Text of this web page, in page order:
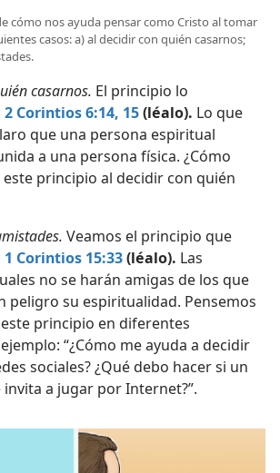
cómo nos ayuda pensar como Cristo al tomar
casos: a) al decidir con quién casarnos;
casarnos. El principio lo
2 Corintios 6:14, 15(léalo). Lo que
que una persona espiritual
a una persona física. ¿Cómo
principio al decidir con quién
Veamos el principio que
1 Corintios 15:33(léalo). Las
no se harán amigas de los que
peligro su espiritualidad. Pensemos
principio en diferentes
“¿Cómo me ayuda a decidir
sociales? ¿Qué debo hacer si un
a jugar por Internet?”.